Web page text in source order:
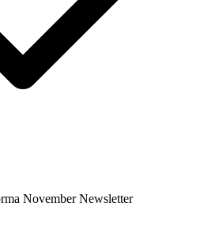
November Newsletter